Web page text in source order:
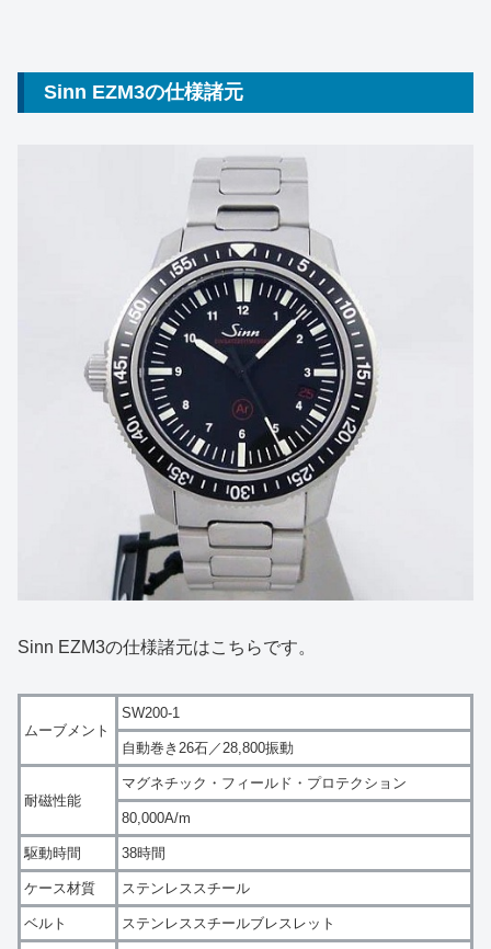
Sinn EZM3の仕様諸元
Sinn EZM3の仕様諸元はこちらです。
ムーブメント
SW200-1
自動巻き26石／28,800振動
耐磁性能
マグネチック・フィールド・プロテクション
80,000A/m
駆動時間 38時間
ケース材質 ステンレススチール
ベルト ステンレススチールブレスレット